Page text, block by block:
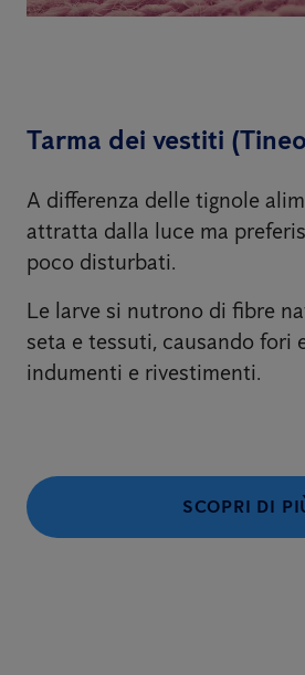
Tarma dei vestiti
A differenza delle tignole
attratta dalla luce ma
poco disturbati.
Le larve si nutrono di fibre
seta e tessuti, causando fori
indumenti e rivestimenti.
SCOPRI DI